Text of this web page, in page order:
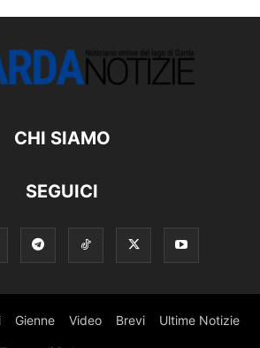
CHI SIAMO
SEGUICI
Gienne Video Brevi Ultime Notizie